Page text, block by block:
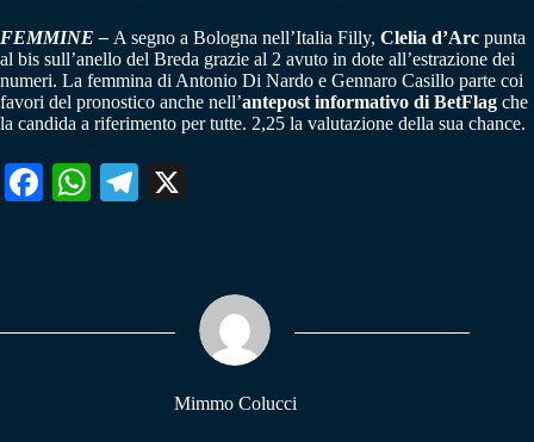
FEMMINE – A segno a Bologna nell’Italia Filly, Clelia d’Arc punta
al bis sull’anello del Breda grazie al 2 avuto in dote all’estrazione dei
numeri. La femmina di Antonio Di Nardo e Gennaro Casillo parte coi
favori del pronostico anche nell’antepost informativo di BetFlag che
la candida a riferimento per tutte. 2,25 la valutazione della sua chance.
Fa W
pp
Te
m
Mimmo Colucci